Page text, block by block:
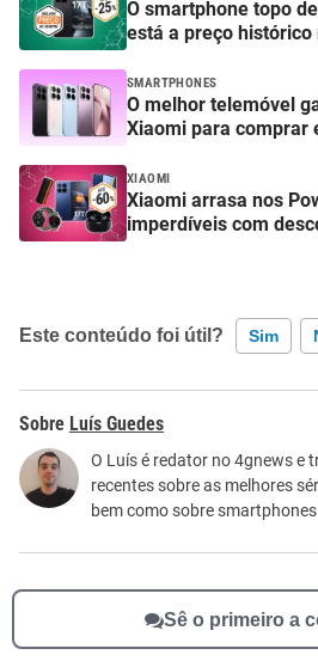
O smartphone topo
está a preço histórico
SMARTPHONES
O melhor telemóvel
Xiaomi para comprar
XIAOMI
Xiaomi arrasa nos
imperdíveis com
Este conteúdo foi útil? Sim
Este conteúdo contém informação
Este conteúdo não tem a
Outro
Luís Guedes
O Luís é redator no 4gnews e
recentes sobre as melhores
bem como sobre
Sê o primeiro a